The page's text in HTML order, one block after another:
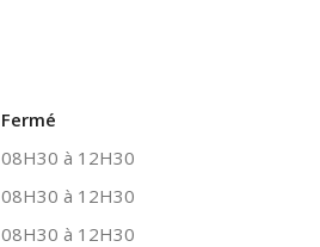
Fermé
08H30 à 12H30
08H30 à 12H30
08H30 à 12H30